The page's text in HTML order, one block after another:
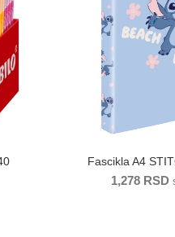
Fascikla A4
1,278 RSD